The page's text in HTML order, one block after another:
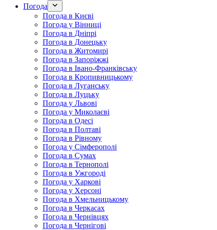
Погода
Погода в Києві
Погода у Вінниці
Погода в Дніпрі
Погода в Донецьку
Погода в Житомирі
Погода в Запоріжжі
Погода в Івано-Франківську
Погода в Кропивницькому
Погода в Луганську
Погода в Луцьку
Погода у Львові
Погода у Миколаєві
Погода в Одесі
Погода в Полтаві
Погода в Рівному
Погода у Сімферополі
Погода в Сумах
Погода в Тернополі
Погода в Ужгороді
Погода у Харкові
Погода у Херсоні
Погода в Хмельницькому
Погода в Черкасах
Погода в Чернівцях
Погода в Чернігові